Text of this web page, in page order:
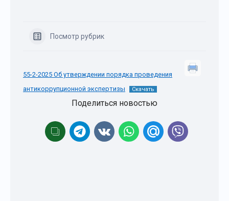
Посмотр рубрик
55-2-2025 Об утверждении порядка проведения
антикоррупционной экспертизы
Скачать
Поделиться новостью